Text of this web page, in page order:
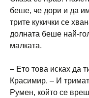
беше, че дори и да
трите кукички се
долната беше най-
малката.
– Ето това исках да
Красимир. – И
Румен, който се